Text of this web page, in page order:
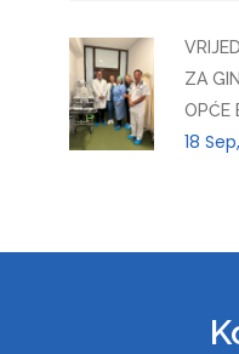
ZA
OPĆE
18